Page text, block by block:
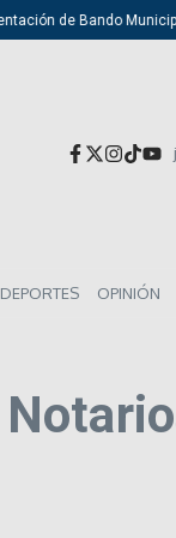
de Bando Municipal
DEPORTES OPINIÓN